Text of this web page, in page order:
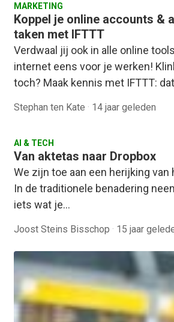
MARKETING
Koppel je online accounts &
taken met IFTTT
Verdwaal jij ook in alle online
internet eens voor je werken!
toch? Maak kennis met IFTTT:
Stephan ten Kate · 14 jaar geleden
AI & TECH
Van aktetas naar Dropbox
We zijn toe aan een herijking
In de traditionele benadering
iets wat je…
Joost Steins Bisschop · 15 jaar